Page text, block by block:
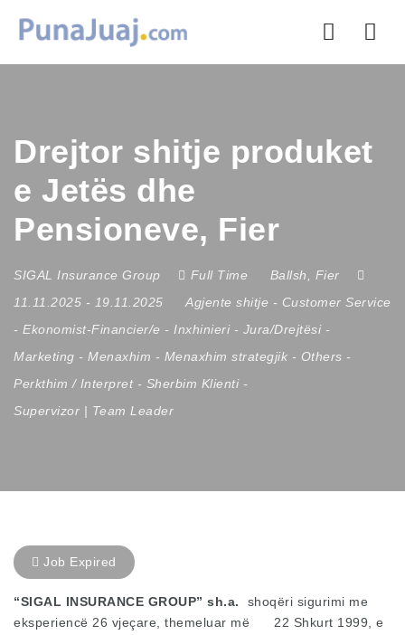
Drejtor shitje produket
e Jetës dhe
Pensioneve, Fier
SIGAL Insurance Group Full Time Ballsh
Fier
11.11.2025 - 19.11.2025 Agjente shitje - Customer Service
- Ekonomist-Financier/e - Inxhinieri- Jura/Drejtësi-
Marketing - Menaxhim - Menaxhim strategjik - Others -
Perkthim / Interpret - Sherbim Klienti-
Supervizor | Team Leader
Job Expired
“SIGAL INSURANCE GROUP” sh.a. shoqëri sigurimi me
eksperiencë 26 vjeçare, themeluar më 22 Shkurt 1999, e